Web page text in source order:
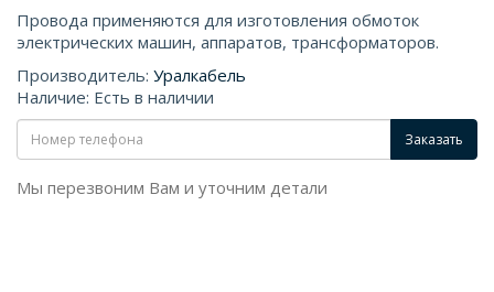
Провода применяются для изготовления обмоток
электрических машин, аппаратов, трансформаторов.
Производитель: Уралкабель
Наличие: Есть в наличии
Заказать
Мы перезвоним Вам и уточним детали